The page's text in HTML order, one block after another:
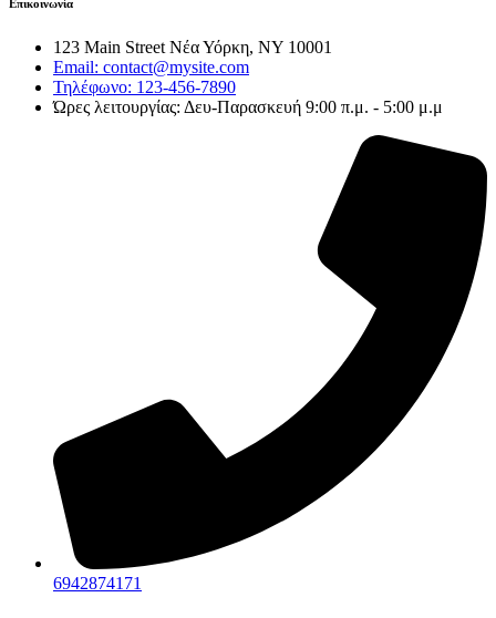
Επικοινωνία
123 Main Street Νέα Υόρκη, NY 10001
Email: contact@mysite.com
Τηλέφωνο: 123-456-7890
Ώρες λειτουργίας: Δευ-Παρασκευή 9:00 π.μ. - 5:00 μ.μ
6942874171